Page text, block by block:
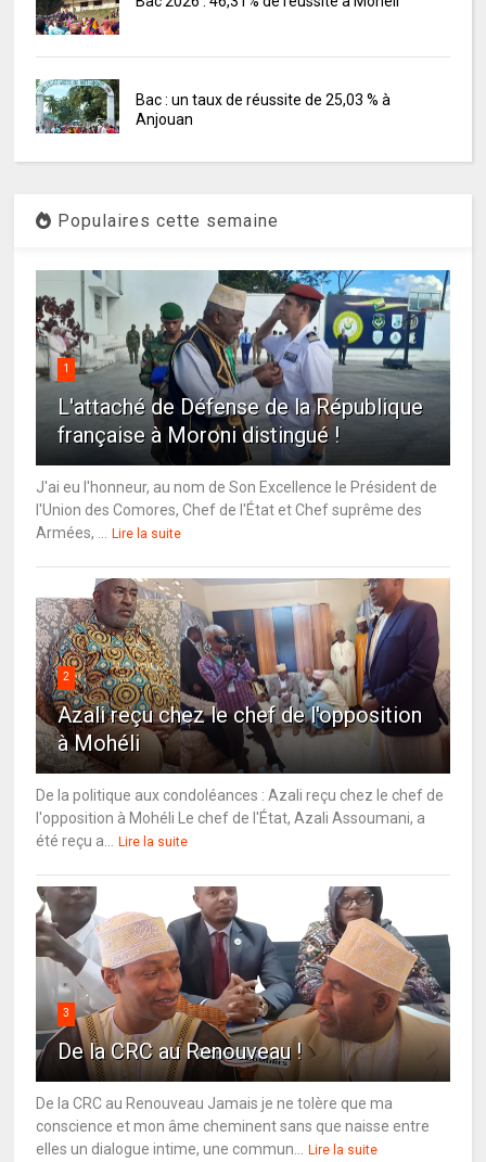
Bac : un taux de réussite de 25,03 % à
Anjouan
Populaires cette semaine
1
L'attaché de Défense de la République
française à Moroni distingué !
J'ai eu l'honneur, au nom de Son Excellence le Président de
l'Union des Comores, Chef de l'État et Chef suprême des
Armées, ...
Lire la suite
2
Azali reçu chez le chef de l'opposition
à Mohéli
De la politique aux condoléances : Azali reçu chez le chef de
l'opposition à Mohéli Le chef de l'État, Azali Assoumani, a
été reçu a...
Lire la suite
3
De la CRC au Renouveau !
De la CRC au Renouveau Jamais je ne tolère que ma
conscience et mon âme cheminent sans que naisse entre
elles un dialogue intime, une commun...
Lire la suite